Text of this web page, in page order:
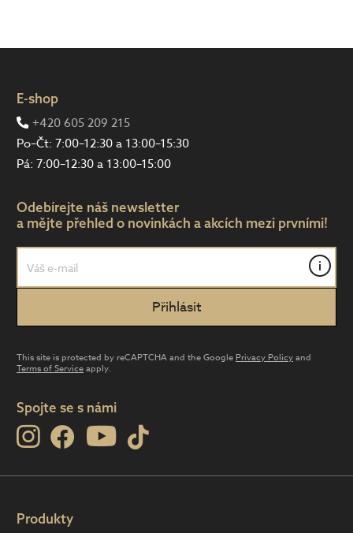
E-shop
+420 605 209 215
Po–Čt: 7:00–12:30 a 13:00–15:30
Pá: 7:00–12:30 a 13:00–15:00
Odebírejte náš newsletter
a mějte přehled o novinkách a akcích mezi prvními!
i
This site is protected by reCAPTCHA and the Google Privacy Policyand
Terms of Serviceapply.
Spojte se s námi
Produkty